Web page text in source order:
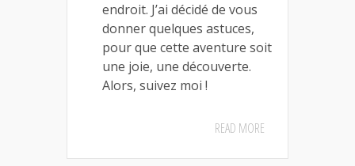
endroit. J’ai décidé de vous
donner quelques astuces,
pour que cette aventure soit
une joie, une découverte.
Alors, suivez moi !
READ MORE